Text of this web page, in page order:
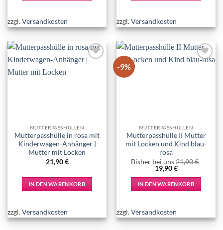
zzgl.Versandkosten zzgl.Versandkosten
Add to
MUTTERPASSHÜLLEN
Mutterpasshülle in rosa mit
Kinderwagen-Anhänger |
Mutter mit Locken
21,90€
IN DEN WARENKORB
zzgl.Versandkosten
-9%
MUTTERPASSHÜLLEN
Mutterpasshülle II Mutter
mit Locken und Kind blau-
rosa
Bisher bei uns 21,90€
Ursprünglicher
Preis
war:
21,90 €
19,90€Aktueller
ist:
19,90 €.
IN DEN WARENKORB
zzgl.Versandkosten